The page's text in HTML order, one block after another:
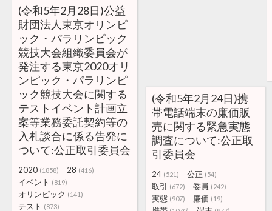
(令和5年2月28日)公益
財団法人東京オリンピ
ック・パラリンピック
競技大会組織委員会が
発注する東京2020オリ
ンピック・パラリンピ
ック競技大会に関する
テストイベント計画立
案等業務委託契約等の
入札談合に係る告発に
ついて:公正取引委員会
2020 (1858) 28 (416)
イベント (819)
オリンピック (141)
テスト (873)
(令和5年2月24日)携
帯電話端末の廉価販
売に関する緊急実態
調査について:公正取
引委員会
24 (521) 公正 (54)
取引 (672) 委員 (242)
実態 (907) 廉価 (19)